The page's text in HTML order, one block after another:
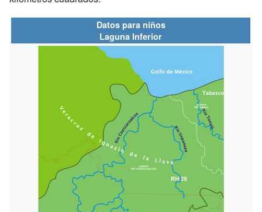
Datos para niños
Laguna Inferior